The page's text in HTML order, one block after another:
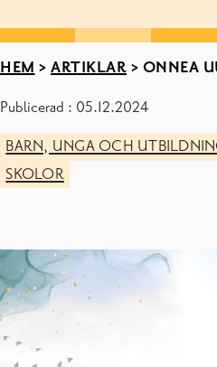
HEM > ARTIKLAR > ONNEA
Publicerad : 05.12.2024
BARN, UNGA OCH
SKOLOR